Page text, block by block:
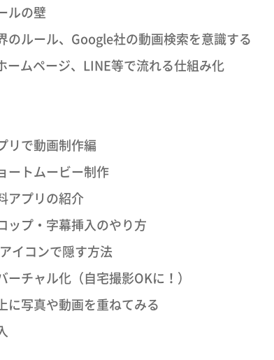
ルの壁
のルール、Google社の動画検索を意識する
ームページ、LINE等で流れる仕組み化
リで動画制作編
ートムービー制作
アプリの紹介
ップ・字幕挿入のやり方
イコンで隠す方法
ーチャル化（自宅撮影OKに！）
に写真や動画を重ねてみる